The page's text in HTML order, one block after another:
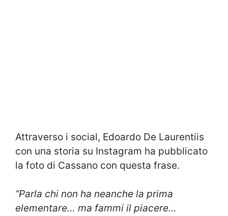
Attraverso i social, Edoardo De Laurentiis
con una storia su Instagram ha pubblicato
la foto di Cassano con questa frase.
“Parla chi non ha neanche la prima
elementare… ma fammi il piacere…